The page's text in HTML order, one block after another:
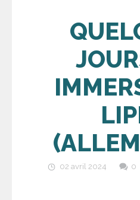
02 avril 2024 0